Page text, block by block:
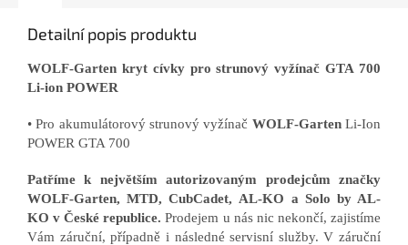
Detailní popis produktu
WOLF-Garten kryt cívky pro strunový vyžínač GTA 700
Li-ion POWER
• Pro akumulátorový strunový vyžínač WOLF-GartenLi-Ion
POWER GTA 700
Patříme k největším autorizovaným prodejcům značky
WOLF-Garten, MTD, CubCadet, AL-KO a Solo by AL-
KO v České republice.Prodejem u nás nic nekončí, zajistíme
Vám záruční, případně i následné servisní služby. V záruční